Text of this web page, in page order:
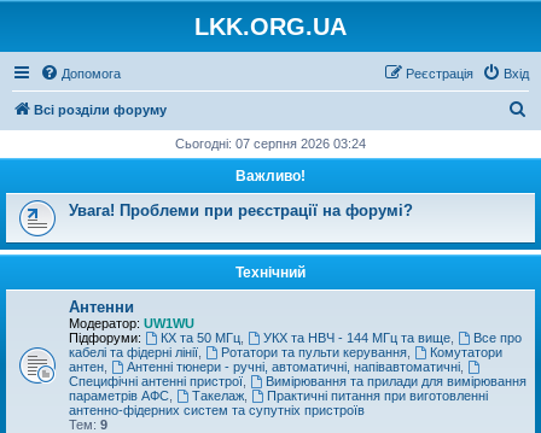
LKK.ORG.UA
Допомога Вхід
Реєстрація
Всі розділи форуму
у
Сьогодні: 07 серпня 2026 03:24
Важливо!
Увага! Проблеми при реєстрації на форумі?
Технічний
Антенни
Модератор: UW1WU
Підфоруми:
КХ та 50 МГц, УКХ та НВЧ - 144 МГц та вище,
Все про
кабелі та фідерні лінії
Ротатори та пульти керування,
Комутатори
антен
Антенні тюнери - ручні, автоматичні, напівавтоматичні,
Специфічні антенні пристрої
Вимірювання та прилади для вимірювання
параметрів АФС
Такелаж,
Практичні питання при виготовленні
антенно-фідерних систем та супутніх пристроїв
Тем: 9